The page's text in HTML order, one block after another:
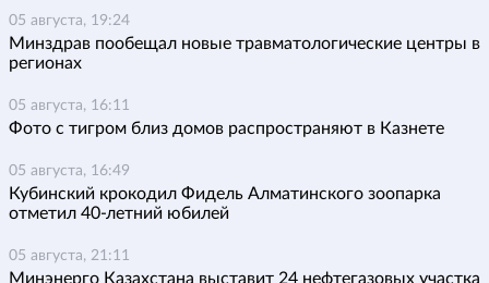
05 августа, 19:24
Минздрав пообещал новые травматологические центры в
регионах
05 августа, 16:11
Фото с тигром близ домов распространяют в Казнете
05 августа, 16:49
Кубинский крокодил Фидель Алматинского зоопарка
отметил 40-летний юбилей
05 августа, 21:11
Минэнерго Казахстана выставит 24 нефтегазовых участка